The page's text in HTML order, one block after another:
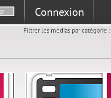
Connexion
Filtrer les médias par catégorie :